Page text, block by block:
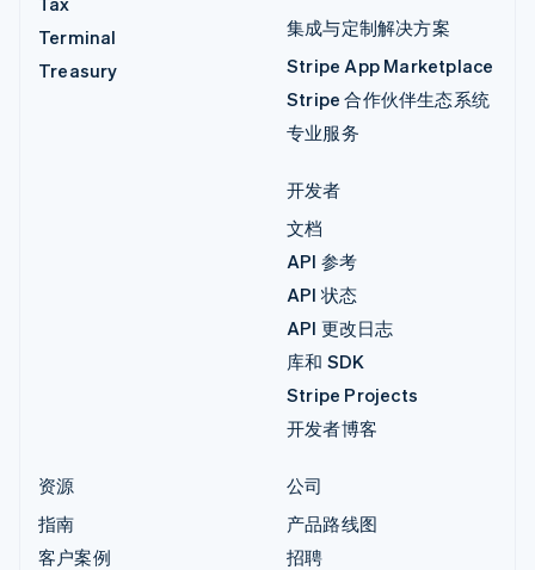
Terminal
Treasury
集成与定制解决方案
Stripe App Marketplace
Stripe 合作伙伴生态系统
专业服务
开发者
文档
API 参考
API 状态
API 更改日志
库和 SDK
Stripe Projects
开发者博客
资源
指南
客户案例
公司
产品路线图
招聘